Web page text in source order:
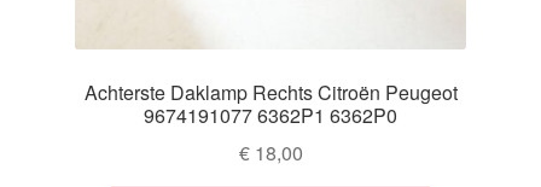
Achterste Daklamp Rechts Citroën Peugeot
9674191077 6362P1 6362P0
€18,00